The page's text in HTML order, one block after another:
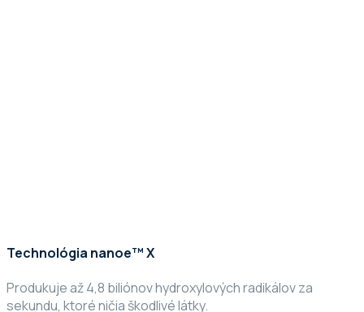
Technológia nanoe™ X
Produkuje až 4,8 biliónov hydroxylových radikálov za
sekundu, ktoré ničia škodlivé látky.